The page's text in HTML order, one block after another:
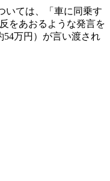
いては、「車に同乗す
をあおるような発言を
54万円）が言い渡され